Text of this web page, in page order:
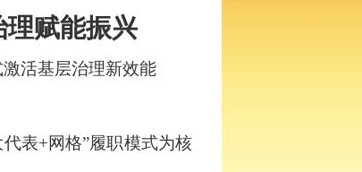
理赋能振兴
激活基层治理新效能
代表+网格”履职模式为核